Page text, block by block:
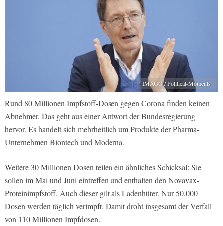
IMAGO / Political-Moments
Rund 80 Millionen Impfstoff-Dosen gegen Corona finden keinen
Abnehmer. Das geht aus einer Antwort der Bundesregierung
hervor. Es handelt sich mehrheitlich um Produkte der Pharma-
Unternehmen Biontech und Moderna.
Weitere 30 Millionen Dosen teilen ein ähnliches Schicksal: Sie
sollen im Mai und Juni eintreffen und enthalten den Novavax-
Proteinimpfstoff. Auch dieser gilt als Ladenhüter. Nur 50.000
Dosen werden täglich verimpft. Damit droht insgesamt der Verfall
von 110 Millionen Impfdosen.